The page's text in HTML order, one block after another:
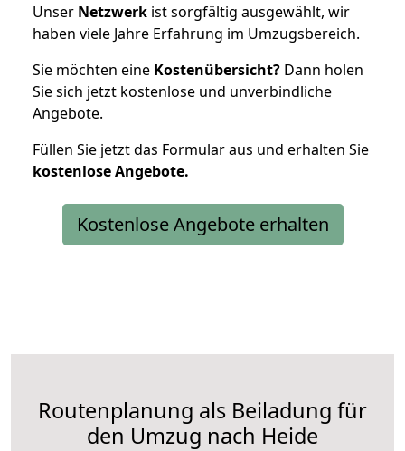
Unser Netzwerk ist sorgfältig ausgewählt, wir
haben viele Jahre Erfahrung im Umzugsbereich.
Sie möchten eine Kostenübersicht? Dann holen
Sie sich jetzt kostenlose und unverbindliche
Angebote.
Füllen Sie jetzt das Formular aus und erhalten Sie
kostenloseAngebote.
Kostenlose Angebote erhalten
Routenplanung als Beiladung für
den Umzug nach Heide